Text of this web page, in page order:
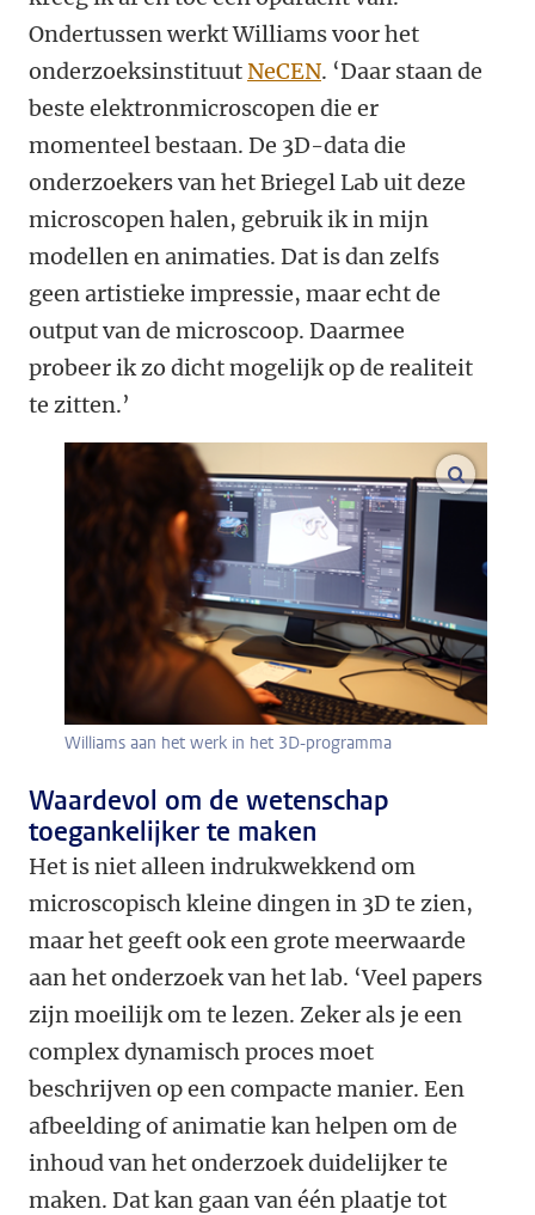
Ondertussen werkt Williams voor het
onderzoeksinstituutNeCEN. ‘Daar staan de
beste elektronmicroscopen die er
momenteel bestaan. De 3D-data die
onderzoekers van het Briegel Lab uit deze
microscopen halen, gebruik ik in mijn
modellen en animaties. Dat is dan zelfs
geen artistieke impressie, maar echt de
output van de microscoop. Daarmee
probeer ik zo dicht mogelijk op de realiteit
te zitten.’
Williams aan het werk in het 3D-programma
Waardevol om de wetenschap
toegankelijker te maken
Het is niet alleen indrukwekkend om
microscopisch kleine dingen in 3D te zien,
maar het geeft ook een grote meerwaarde
aan het onderzoek van het lab. ‘Veel papers
zijn moeilijk om te lezen. Zeker als je een
complex dynamisch proces moet
beschrijven op een compacte manier. Een
afbeelding of animatie kan helpen om de
inhoud van het onderzoek duidelijker te
maken. Dat kan gaan van één plaatje tot